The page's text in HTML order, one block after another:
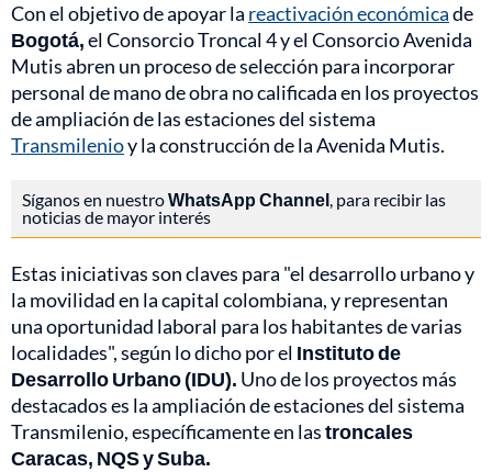
Con el objetivo de apoyar la reactivación económicade
Bogotá,el Consorcio Troncal 4 y el Consorcio Avenida
Mutis abren un proceso de selección para incorporar
personal de mano de obra no calificada en los proyectos
de ampliación de las estaciones del sistema
Transmilenioy la construcción de la Avenida Mutis.
Síganos en nuestroWhatsApp Channel, para recibir las
noticias de mayor interés
Estas iniciativas son claves para "el desarrollo urbano y
la movilidad en la capital colombiana, y representan
una oportunidad laboral para los habitantes de varias
localidades", según lo dicho por el Instituto de
Desarrollo Urbano (IDU). Uno de los proyectos más
destacados es la ampliación de estaciones del sistema
Transmilenio, específicamente en lastroncales
Caracas, NQS y Suba.